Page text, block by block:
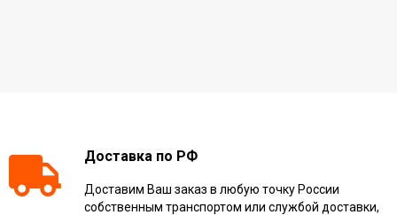
Доставка по РФ
Доставим Ваш заказ в любую точку России
собственным транспортом или службой доставки,